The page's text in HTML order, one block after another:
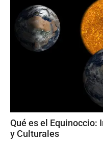
Qué es el
y Culturales